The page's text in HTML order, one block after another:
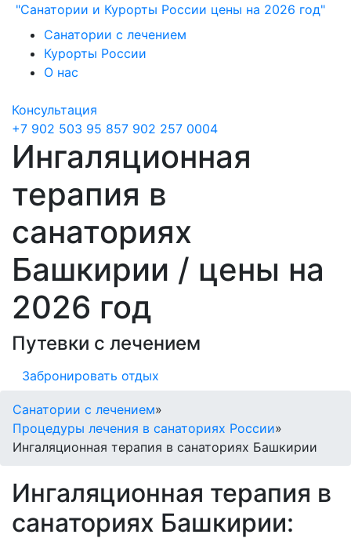
"Санатории и Курорты России цены на 2026 год"
Санатории с лечением
Курорты России
О нас
Консультация
+7 902 503 95 857 902 257 0004
Ингаляционная
терапия в
санаториях
Башкирии / цены на
2026 год
Путевки с лечением
Забронировать отдых
Санатории с лечением»
Процедуры лечения в санаториях России»
Ингаляционная терапия в санаториях Башкирии
Ингаляционная терапия в
санаториях Башкирии: